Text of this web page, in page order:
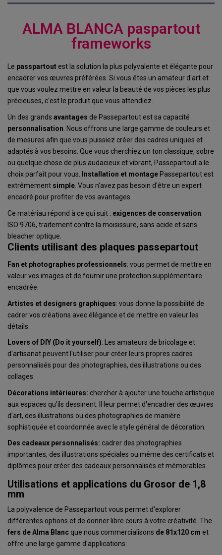
ALMA BLANCA paspartout
frameworks
Le passpartout est la solution la plus polyvalente et élégante pour
encadrer vos œuvres préférées. Si vous êtes un amateur d'art et
que vous voulez mettre en valeur la beauté de vos pièces les plus
précieuses, c'est le produit que vous attendiez.
Un des grands avantages de Passepartout est sa capacité
personnalisation . Nous offrons une large gamme de couleurs et
de mesures afin que vous puissiez créer des cadres uniques et
adaptés à vos besoins. Que vous cherchiez un ton classique, sobre
ou quelque chose de plus audacieux et vibrant, Passepartout a le
choix parfait pour vous.
Installation et montage Passepartout est
extrêmement simple . Vous n'avez pas besoin d'être un expert
encadré pour profiter de vos avantages.
Ce matériau répond à ce qui suit : exigences de conservation:
ISO 9706, traitement contre la moisissure, sans acide et sans
bleacher optique.
Clients utilisant des plaques passepartout
Fan et photographes professionnels: vous permet de mettre en
valeur vos images et de fournir une protection supplémentaire
encadrée.
Artistes et designers graphiques: vous donne la possibilité de
cadrer vos créations avec élégance et de mettre en valeur les
détails.
Lovers of DIY (Do it yourself): Les amateurs de bricolage et
d'artisanat peuvent l'utiliser pour créer leurs propres cadres
personnalisés pour des photographies, des illustrations ou des
collages.
Décorations intérieures: chercher à ajouter une touche artistique
aux espaces qu'ils dessinent. Il leur permet d'encadrer des œuvres
d'art, des illustrations ou des photographies de manière
sophistiquée et coordonnée avec le style général de décoration.
Des cadeaux personnalisés: cadrer des photographies
importantes, des illustrations spéciales ou même des certificats et
diplômes pour créer des cadeaux personnalisés et mémorables.
Utilisations et applications du Grosor de 1,8
mm
La polyvalence de Passepartout vous permet d'explorer
différentes options et de donner libre cours à votre créativité. The
fers de Alma Blanc que nous commercialisons de 81x120 cm et
offre une large gamme d'applications: